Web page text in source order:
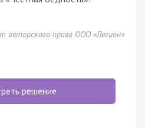
авторского права ООО «Легион»
решение